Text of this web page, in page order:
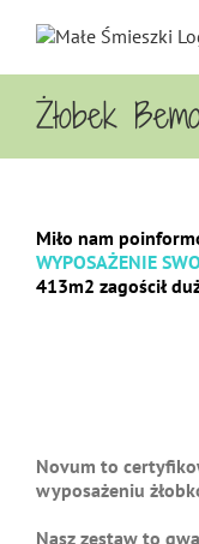
Żłobek
Miło nam
WYPOSAŻENIE
413m2 zagościł
Novum to
wyposażeniu
Nasz zestaw to